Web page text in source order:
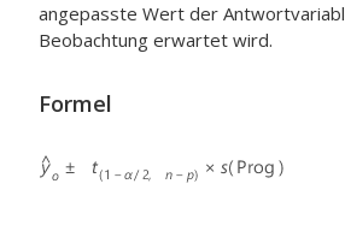
angepasste Wert der
Beobachtung erwartet wird.
Formel